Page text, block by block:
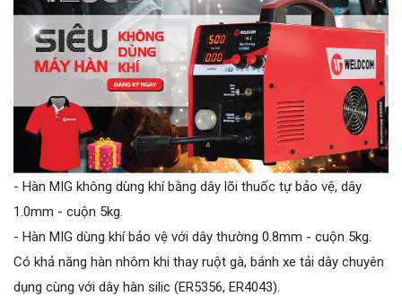
- Hàn MIG không dùng khí bằng dây lõi thuốc tự bảo vệ, dây
1.0mm - cuộn 5kg.
- Hàn MIG dùng khí bảo vệ với dây thường 0.8mm - cuộn 5kg.
Có khả năng hàn nhôm khi thay ruột gà, bánh xe tải dây chuyên
dụng cùng với dây hàn silic (ER5356, ER4043).